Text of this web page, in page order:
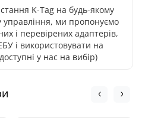
K-Tag на будь-якому
управління, ми пропонуємо
і перевірених адаптерів,
і використовувати на
у нас на вибір)